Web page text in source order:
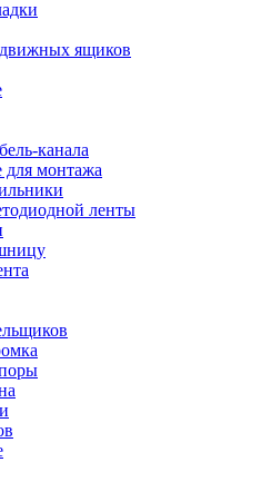
ящиков
канала
монтажа
ленты